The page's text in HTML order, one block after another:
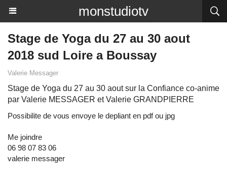
monstudiotv
Stage de Yoga du 27 au 30 aout
2018 sud Loire a Boussay
Valerie Messager
Stage de Yoga du 27 au 30 aout sur la Confiance co-anime
par Valerie MESSAGER et Valerie GRANDPIERRE
Possibilite de vous envoye le depliant en pdf ou jpg
Me joindre
06 98 07 83 06
valerie messager